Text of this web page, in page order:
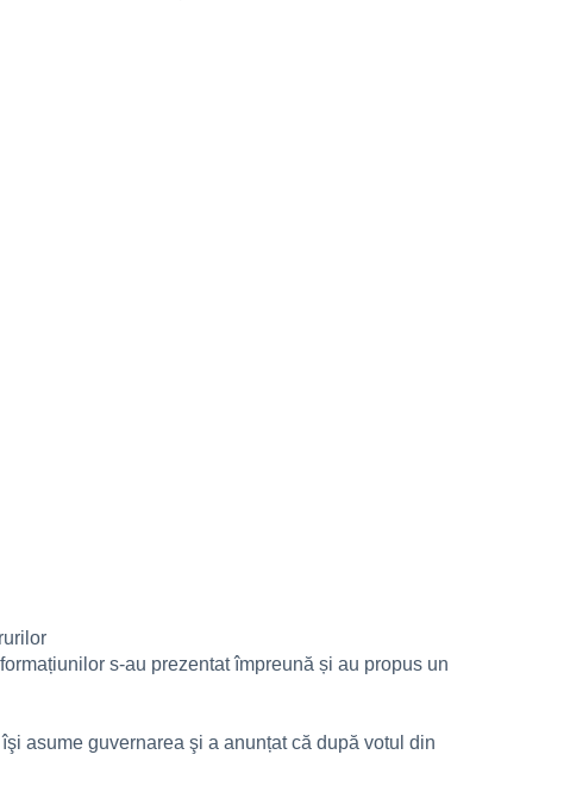
s-au prezentat împreună și au propus un
asume guvernarea şi a anunțat că după votul din